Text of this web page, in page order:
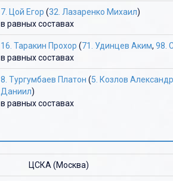
7. Цой Егор (32. Лазаренко Михаил)
в равных составах
16. Таракин Прохор (71. Удинцев Аким, 98.
в равных составах
8. Тургумбаев Платон (5. Козлов Александр
Даниил)
в равных составах
ЦСКА (Москва)